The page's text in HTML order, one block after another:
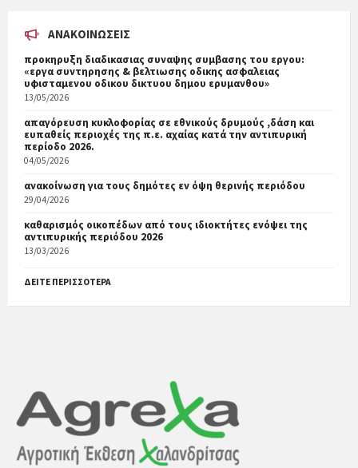
ΑΝΑΚΟΙΝΏΣΕΙΣ
προκηρυξη διαδικασιας συναψης συμβασης του εργου:
«εργα συντηρησης & βελτιωσης οδικης ασφαλειας
υφισταμενου οδικου δικτυου δημου ερυμανθου»
13/05/2026
απαγόρευση κυκλοφορίας σε εθνικούς δρυμούς ,δάση και
ευπαθείς περιοχές της π.ε. αχαίας κατά την αντιπυρική
περίοδο 2026.
04/05/2026
ανακοίνωση για τους δημότες εν όψη θερινής περιόδου
29/04/2026
καθαρισμός οικοπέδων από τους ιδιοκτήτες ενόψει της
αντιπυρικής περιόδου 2026
13/03/2026
ΔΕΊΤΕ ΠΕΡΙΣΣΌΤΕΡΑ